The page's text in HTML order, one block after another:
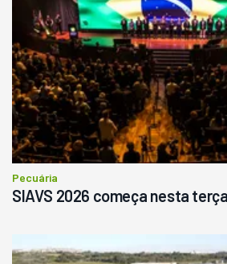
Ano 1987
Londrina
R$ 145.000
Consultar
Pecuária
SIAVS 2026 começa nesta